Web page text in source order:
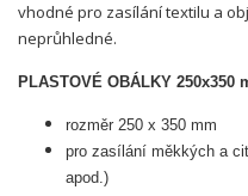
vhodné pro zasílání textilu a
neprůhledné.
PLASTOVÉ OBÁLKY 250x350
rozměr 250 x 350 mm
pro zasílání měkkých a
apod.)